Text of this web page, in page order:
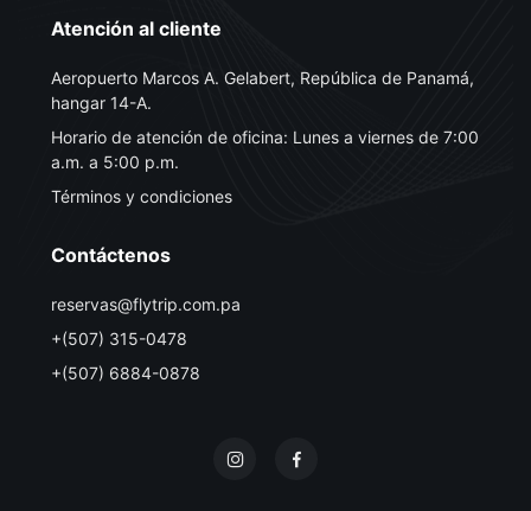
Atención al cliente
Aeropuerto Marcos A. Gelabert, República de Panamá,
hangar 14-A.
Horario de atención de oficina: Lunes a viernes de 7:00
a.m. a 5:00 p.m.
Términos y condiciones
Contáctenos
reservas@flytrip.com.pa
+(507) 315-0478
+(507) 6884-0878